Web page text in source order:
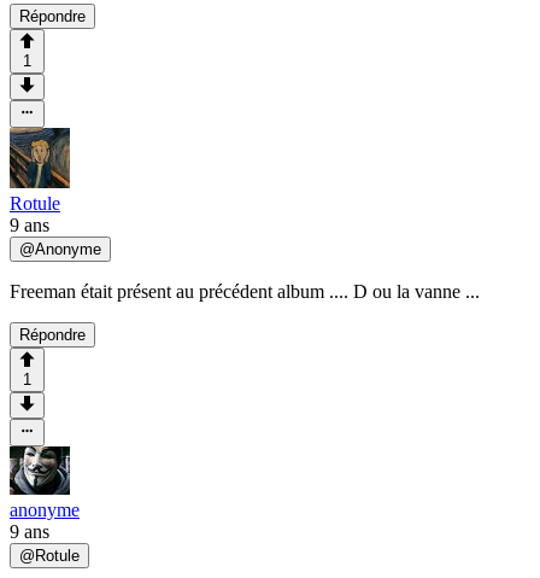
Répondre
1
Rotule
9 ans
@Anonyme
Freeman était présent au précédent album .... D ou la vanne ...
Répondre
1
anonyme
9 ans
@Rotule